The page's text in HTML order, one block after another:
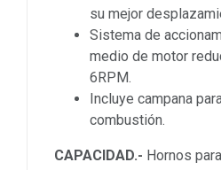
su mejor
Sistema de
medio de motor
6RPM.
Incluye campana
combustión.
CAPACIDAD.- Hornos